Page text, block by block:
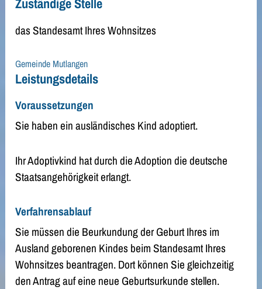
das Standesamt Ihres Wohnsitzes
Gemeinde Mutlangen
Leistungsdetails
Voraussetzungen
Sie haben ein ausländisches Kind adoptiert.
Ihr Adoptivkind hat durch die Adoption die deutsche
Staatsangehörigkeit erlangt.
Verfahrensablauf
Sie müssen die Beurkundung der Geburt Ihres im
Ausland geborenen Kindes beim Standesamt Ihres
Wohnsitzes beantragen. Dort können Sie gleichzeitig
den Antrag auf eine neue Geburtsurkunde stellen.